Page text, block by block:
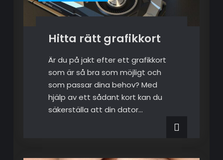
Hitta rätt grafikkort
Är du på jakt efter ett grafikkort
som är så bra som möjligt och
som passar dina behov? Med
hjälp av ett sådant kort kan du
säkerställa att din dator…